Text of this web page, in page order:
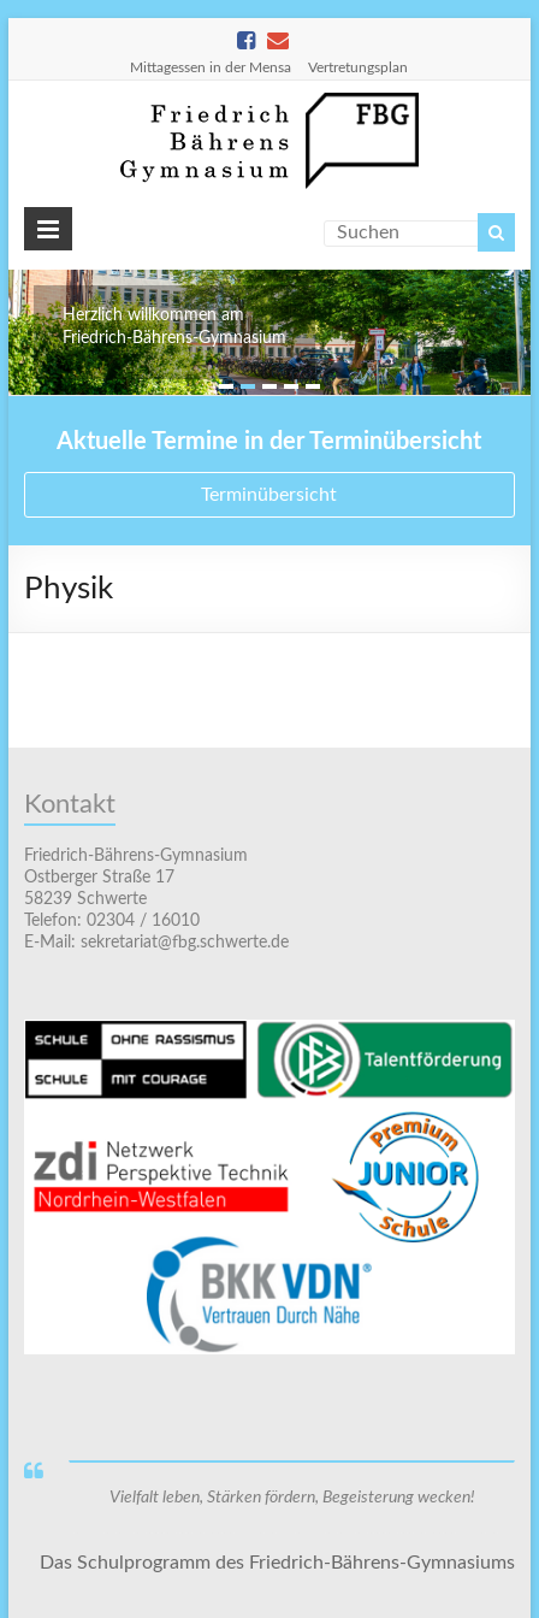
Mittagessen in der Mensa Vertretungsplan
Herzlich willkommen am
Friedrich-Bährens-Gymnasium
Aktuelle Termine in der Terminübersicht
Terminübersicht
Physik
Kontakt
Friedrich-Bährens-Gymnasium
Ostberger Straße 17
58239 Schwerte
Telefon: 02304 / 16010
E-Mail: sekretariat@fbg.schwerte.de
Vielfalt leben, Stärken fördern, Begeisterung wecken!
Das Schulprogramm des Friedrich-Bährens-Gymnasiums